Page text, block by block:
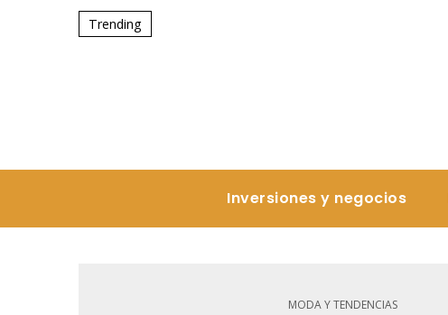
Trending
Inversiones y negocios
MODA Y TENDENCIAS